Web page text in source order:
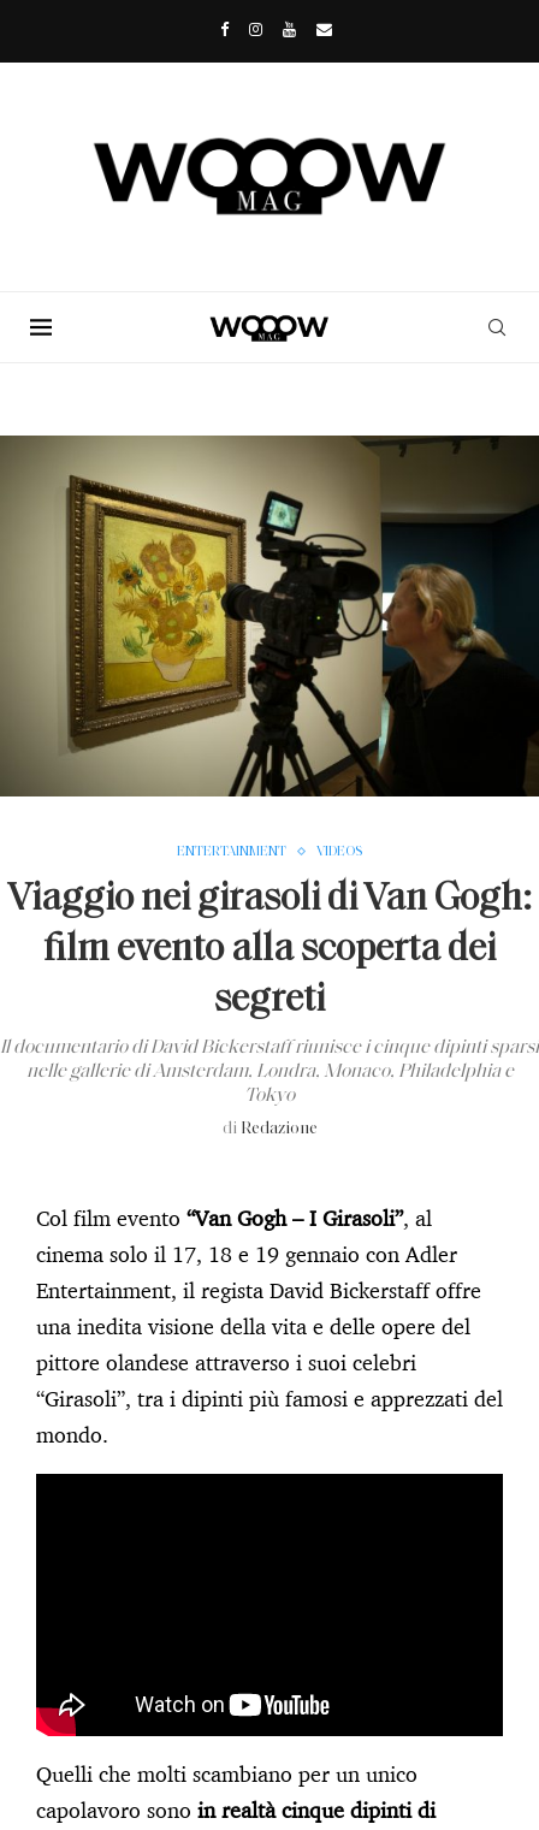
ENTERTAINMENT VIDEOS
Viaggio nei girasoli di Van Gogh:
film evento alla scoperta dei
segreti
Il documentario di David Bickerstaff riunisce i cinque dipinti sparsi
nelle gallerie di Amsterdam, Londra, Monaco, Philadelphia e
Tokyo
di Redazione
Col film evento “Van Gogh – I Girasoli”, al
cinema solo il 17, 18 e 19 gennaio con Adler
Entertainment, il regista David Bickerstaff offre
una inedita visione della vita e delle opere del
pittore olandese attraverso i suoi celebri
“Girasoli”, tra i dipinti più famosi e apprezzati del
mondo.
Quelli che molti scambiano per un unico
capolavoro sono in realtà cinque dipinti di